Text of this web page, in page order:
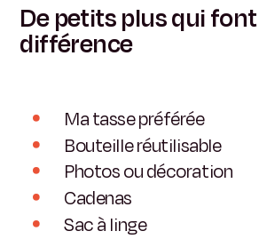
De petits plus qui
différence
Ma tasse préférée
Bouteille réutilisable
Photos ou décoration
Cadenas
Sac à linge